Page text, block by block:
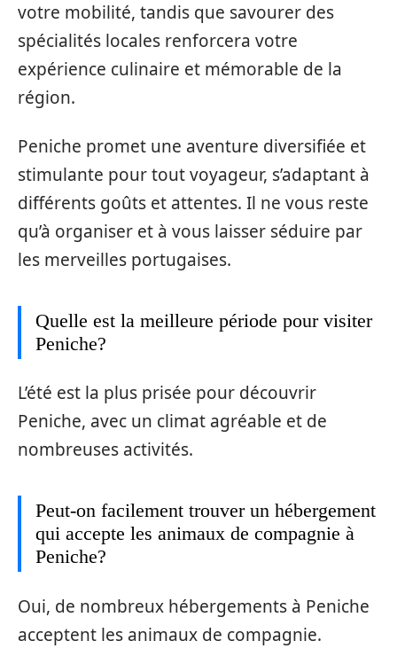
votre mobilité, tandis que savourer des
spécialités locales renforcera votre
expérience culinaire et mémorable de la
région.
Peniche promet une aventure diversifiée et
stimulante pour tout voyageur, s’adaptant à
différents goûts et attentes. Il ne vous reste
qu’à organiser et à vous laisser séduire par
les merveilles portugaises.
Quelle est la meilleure période pour visiter
Peniche?
L’été est la plus prisée pour découvrir
Peniche, avec un climat agréable et de
nombreuses activités.
Peut-on facilement trouver un hébergement
qui accepte les animaux de compagnie à
Peniche?
Oui, de nombreux hébergements à Peniche
acceptent les animaux de compagnie.